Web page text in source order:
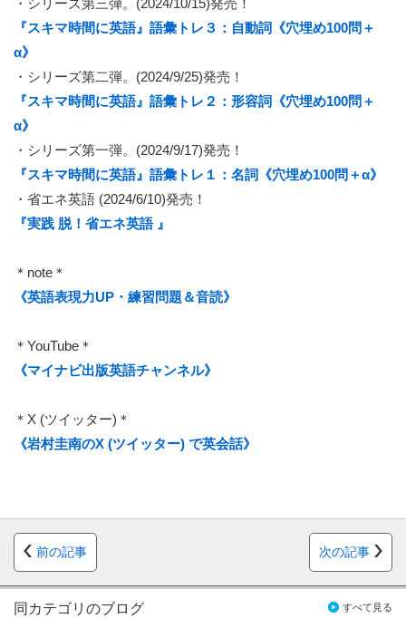
・シリーズ第三弾。(2024/10/15)発売！
『スキマ時間に英語』語彙トレ３：自動詞《穴埋め100問＋
α》
・シリーズ第二弾。(2024/9/25)発売！
『スキマ時間に英語』語彙トレ２：形容詞《穴埋め100問＋
α》
・シリーズ第一弾。(2024/9/17)発売！
『スキマ時間に英語』語彙トレ１：名詞《穴埋め100問＋α》
・省エネ英語 (2024/6/10)発売！
『実践 脱！省エネ英語 』
＊note＊
《英語表現力UP・練習問題＆音読》
＊YouTube＊
《マイナビ出版英語チャンネル》
＊X (ツイッター)＊
《岩村圭南のX (ツイッター) で英会話》
前の記事 次の記事
同カテゴリのブログ すべて見る